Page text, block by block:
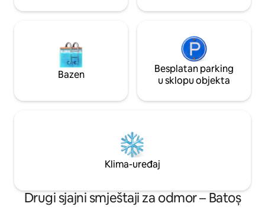
Bazen
Besplatan parking
u sklopu objekta
Klima-uređaj
Drugi sjajni smještaji za odmor – Batoș